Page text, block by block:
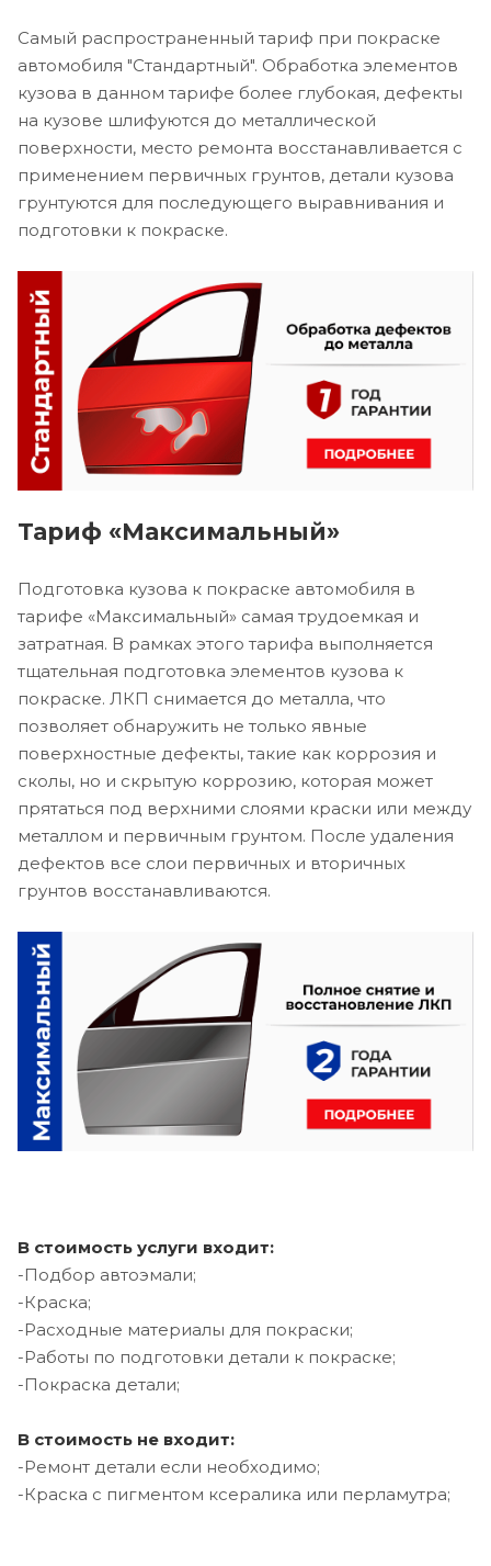
Самый распространенный тариф при покраске
автомобиля "Стандартный". Обработка элементов
кузова в данном тарифе более глубокая, дефекты
на кузове шлифуются до металлической
поверхности, место ремонта восстанавливается с
применением первичных грунтов, детали кузова
грунтуются для последующего выравнивания и
подготовки к покраске.
Тариф «Максимальный»
Подготовка кузова к покраске автомобиля в
тарифе «Максимальный» самая трудоемкая и
затратная. В рамках этого тарифа выполняется
тщательная подготовка элементов кузова к
покраске. ЛКП снимается до металла, что
позволяет обнаружить не только явные
поверхностные дефекты, такие как коррозия и
сколы, но и скрытую коррозию, которая может
прятаться под верхними слоями краски или между
металлом и первичным грунтом. После удаления
дефектов все слои первичных и вторичных
грунтов восстанавливаются.
В стоимость услуги входит:
-Подбор автоэмали;
-Краска;
-Расходные материалы для покраски;
-Работы по подготовки детали к покраске;
-Покраска детали;
В стоимость не входит:
-Ремонт детали если необходимо;
-Краска с пигментом ксералика или перламутра;